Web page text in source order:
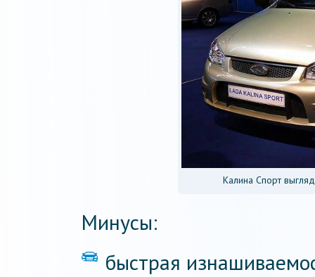
Калина Спорт
Минусы:
быстрая